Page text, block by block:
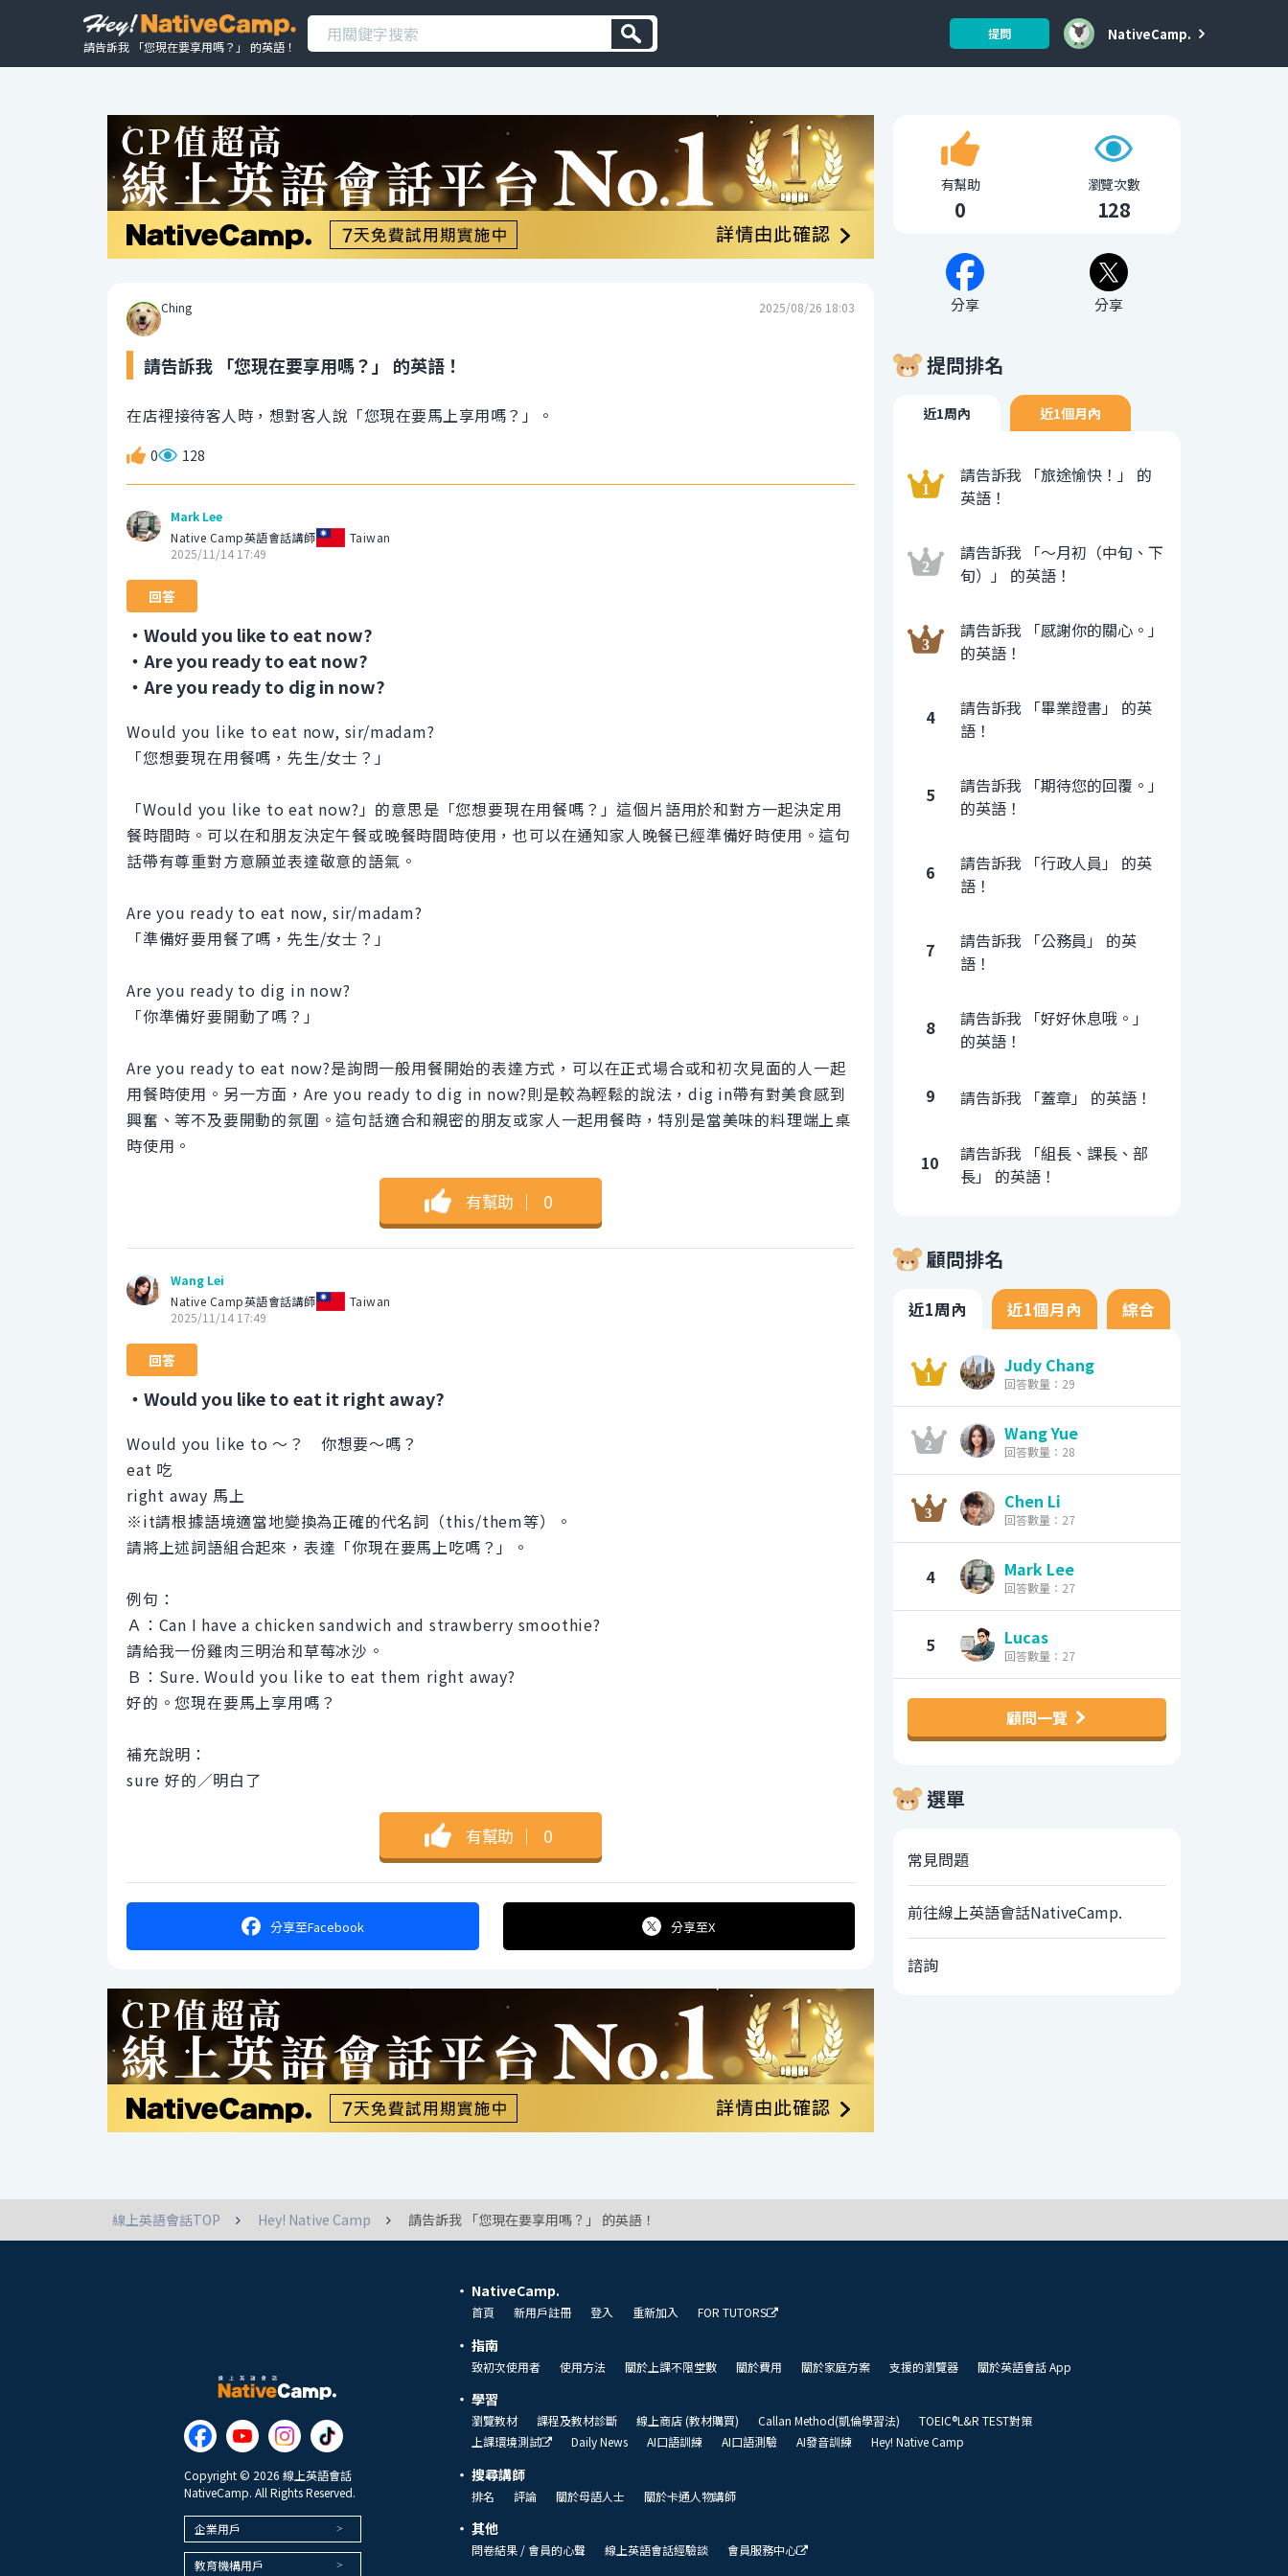
請告訴我 「您現在要享用嗎？」 的英語！
提問 NativeCamp.
Ching 2025/08/26 18:03
請告訴我 「您現在要享用嗎？」 的英語！
在店裡接待客人時，想對客人說「您現在要馬上享用嗎？」。
0 128
Mark Lee
Native Camp英語會話講師
Taiwan
2025/11/14 17:49
回答
・Would you like to eat now?
・Are you ready to eat now?
・Are you ready to dig in now?
Would you like to eat now, sir/madam?
「您想要現在用餐嗎，先生/女士？」
「Would you like to eat now?」的意思是「您想要現在用餐嗎？」這個片語用於和對方一起決定用
餐時間時。可以在和朋友決定午餐或晚餐時間時使用，也可以在通知家人晚餐已經準備好時使用。這句
話帶有尊重對方意願並表達敬意的語氣。
Are you ready to eat now, sir/madam?
「準備好要用餐了嗎，先生/女士？」
Are you ready to dig in now?
「你準備好要開動了嗎？」
Are you ready to eat now?是詢問一般用餐開始的表達方式，可以在正式場合或和初次見面的人一起
用餐時使用。另一方面，Are you ready to dig in now?則是較為輕鬆的說法，dig in帶有對美食感到
興奮、等不及要開動的氛圍。這句話適合和親密的朋友或家人一起用餐時，特別是當美味的料理端上桌
時使用。
有幫助 ｜ 0
Wang Lei
Native Camp英語會話講師
Taiwan
2025/11/14 17:49
回答
・Would you like to eat it right away?
Would you like to 〜？ 你想要〜嗎？
eat 吃
right away 馬上
※it請根據語境適當地變換為正確的代名詞（this/them等）。
請將上述詞語組合起來，表達「你現在要馬上吃嗎？」。
例句：
Ａ：Can I have a chicken sandwich and strawberry smoothie?
請給我一份雞肉三明治和草莓冰沙。
Ｂ：Sure. Would you like to eat them right away?
好的。您現在要馬上享用嗎？
補充說明：
sure 好的／明白了
有幫助 ｜ 0
分享至Facebook 分享至X
有幫助
0
瀏覽次數
128
分享 分享
提問排名
近1周內 近1個月內
請告訴我 「旅途愉快！」 的
英語！
請告訴我 「〜月初（中旬、下
旬）」 的英語！
請告訴我 「感謝你的關心。」
的英語！
4
請告訴我 「畢業證書」 的英
語！
5
請告訴我 「期待您的回覆。」
的英語！
6
請告訴我 「行政人員」 的英
語！
7
請告訴我 「公務員」 的英
語！
8
請告訴我 「好好休息哦。」
的英語！
9 請告訴我 「蓋章」 的英語！
10
請告訴我 「組長、課長、部
長」 的英語！
顧問排名
近1周內 近1個月內 綜合
Judy Chang
回答數量：29
Wang Yue
回答數量：28
Chen Li
回答數量：27
4 Mark Lee
回答數量：27
5 Lucas
回答數量：27
顧問一覽
選單
常見問題
前往線上英語會話NativeCamp.
諮詢
線上英語會話TOP Hey! Native Camp 請告訴我 「您現在要享用嗎？」 的英語！
Copyright © 2026 線上英語會話
NativeCamp. All Rights Reserved.
企業用戶
教育機構用戶
NativeCamp.
首頁 新用戶註冊 登入 重新加入 FOR TUTORS
指南
致初次使用者 使用方法 關於上課不限堂數 關於費用 關於家庭方案 支援的瀏覽器 關於英語會話 App
學習
瀏覽教材 課程及教材診斷 線上商店 (教材購買) Callan Method(凱倫學習法)
TOEIC®L&R TEST對策
上課環境測試
Daily News AI口語訓練 AI口語測驗 AI發音訓練 Hey! Native Camp
搜尋講師
排名 評論 關於母語人士 關於卡通人物講師
其他
問卷結果 / 會員的心聲 線上英語會話經驗談 會員服務中心